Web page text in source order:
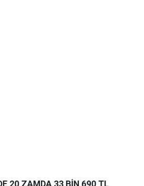
20 ZAMDA 33 BİN 690 TL